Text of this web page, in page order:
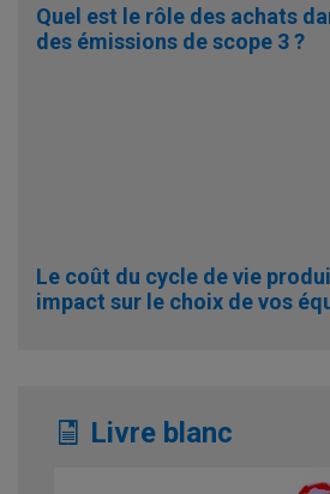
Quel est le rôle des achats
des émissions de scope 3 ?
Le coût du cycle de vie
impact sur le choix de vos
Livre blanc